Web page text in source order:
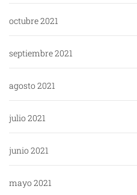
octubre 2021
septiembre 2021
agosto 2021
julio 2021
junio 2021
mayo 2021